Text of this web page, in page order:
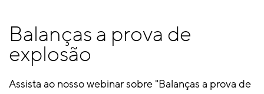
Balanças a prova de
explosão
Assista ao nosso webinar sobre "Balanças a prova de